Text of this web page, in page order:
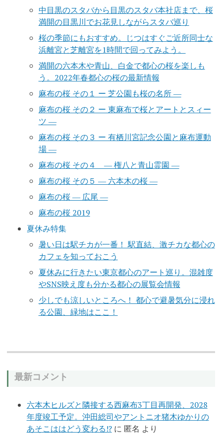
中目黒のスタバから目黒のスタバ本社店まで、桜
満開の目黒川でお花見しながらスタバ巡り
桜の季節にもおすすめ。じつはすぐご近所同士な
浜離宮と芝離宮を1時間で回ってみよう。
満開の六本木や青山、白金で都心の桜を楽しも
う。2022年春都心の桜の最新情報
麻布の桜 その１ ー 芝公園も桜の名所 ―
麻布の桜 その２ ー 東麻布で桜とアートとスィー
ツ ―
麻布の桜 その３ ー 有栖川宮記念公園と麻布運動
場 ―
麻布の桜 その４ ― 権八と青山霊園 ―
麻布の桜 その５ ― 六本木の桜 ―
麻布の桜 ― 広尾 ―
麻布の桜 2019
夏休み特集
暑い日は駅チカが一番！ 駅直結、激チカな都心の
カフェを知っておこう
夏休みに行きたい東京都心のアート巡り。混雑度
やSNS映え度も分かる都心の展覧会情報
少しでも涼しいところへ！ 都心で避暑気分に浸れ
る公園、緑地はここ！
最新コメント
六本木ヒルズと隣接する西麻布3丁目再開発、2028
年度竣工予定。沖田総司やアントニオ猪木ゆかりの
あそこははどう変わる!?に 匿名 より